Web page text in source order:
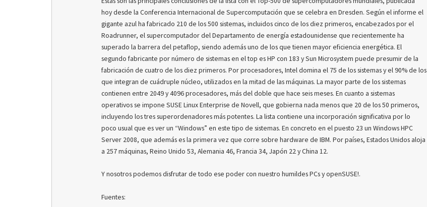
hoy desde la Conferencia Internacional de Supercomputación que se celebra en Dresden. Según el informe el
gigante azul ha fabricado 210 de los 500 sistemas, incluidos cinco de los diez primeros, encabezados por el
Roadrunner, el supercomputador del Departamento de energía estadounidense que recientemente ha
superado la barrera del petaflop, siendo además uno de los que tienen mayor eficiencia energética. El
segundo fabricante por número de sistemas en el top es HP con 183 y Sun Microsystem puede presumir de la
fabricación de cuatro de los diez primeros. Por procesadores, Intel domina el 75 de los sistemas y el 90% de los
que integran de cuádruple núcleo, utilizados en la mitad de las máquinas. La mayor parte de los sistemas
contienen entre 2049 y 4096 procesadores, más del doble que hace seis meses. En cuanto a sistemas
operativos se impone SUSE Linux Enterprise de Novell, que gobierna nada menos que 20 de los 50 primeros,
incluyendo los tres superordenadores más potentes. La lista contiene una incorporación significativa por lo
poco usual que es ver un “Windows” en este tipo de sistemas. En concreto en el puesto 23 un Windows HPC
Server 2008, que además es la primera vez que corre sobre hardware de IBM. Por países, Estados Unidos aloja
a 257 máquinas, Reino Unido 53, Alemania 46, Francia 34, Japón 22 y China 12.
Y nosotros podemos disfrutar de todo ese poder con nuestro humildes PCs y openSUSE!.
Fuentes: